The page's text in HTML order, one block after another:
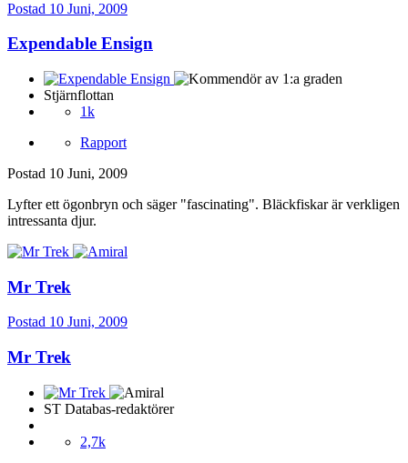
Postad 10 Juni, 2009
Expendable Ensign
Stjärnflottan
1k
Rapport
Postad 10 Juni, 2009
Lyfter ett ögonbryn och säger "fascinating". Bläckfiskar är verkligen
intressanta djur.
Mr Trek
Postad 10 Juni, 2009
Mr Trek
ST Databas-redaktörer
2,7k